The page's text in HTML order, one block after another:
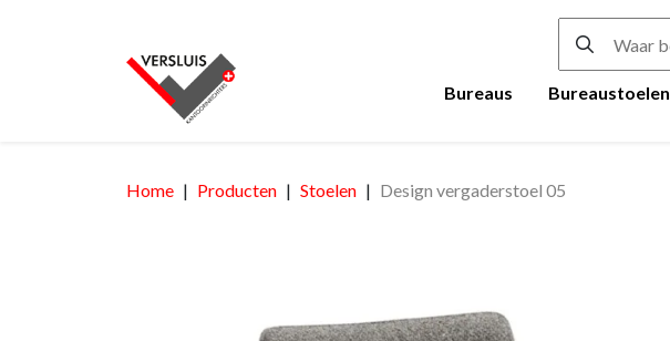
Bureaus Bureaustoelen
Home Producten Stoelen Design vergaderstoel 05